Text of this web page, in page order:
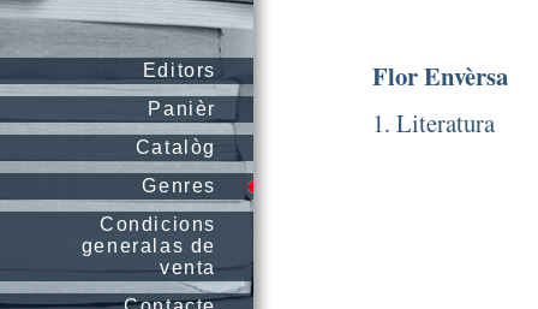
Editors
Panièr
Catalòg
Genres
Condicions
generalas de
venta
Flor Envèrsa
1. Literatura